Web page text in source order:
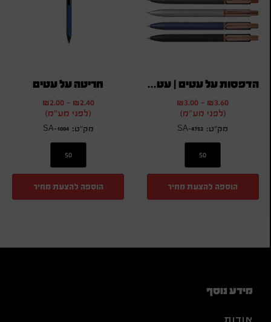
הדפסות על עטים | עטי מתכת
₪3.60
-
₪3.00
(לפני מע"מ)
SA-4752
הוספה להצעת מחיר
חריטה על עטים
₪2.40
-
₪2.00
(לפני מע"מ)
SA-1004
הוספה להצעת מחיר
מידע נוסף
אודות